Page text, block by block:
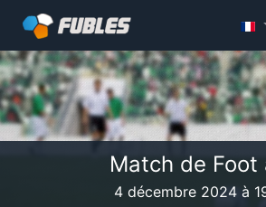
Match de Foot
4 décembre 2024 à